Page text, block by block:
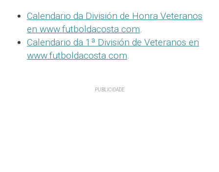
Calendario da División de Honra Veteranos
en www.futboldacosta.com.
Calendario da 1ª División de Veteranos en
www.futboldacosta.com.